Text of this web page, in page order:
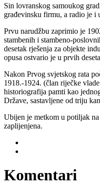
Sin lovranskog samoukog
građevinsku firmu, a radio je i
Prvu narudžbu zaprimio je
stambenih i stambeno-
desetak rješenja za objekte
opusa ostvario je u prvih
Nakon Prvog svjetskog rata
1918.-1924. (član riječke
historiografija pamti kao
Države, sastavljene od triju
Ubijen je metkom u potiljak
zaplijenjena.
Komentari